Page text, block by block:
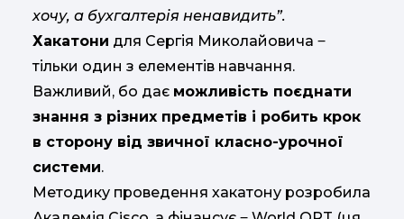
хочу, а бухгалтерія ненавидить”.
Хакатони для Сергія Миколайовича ‒
тільки один з елементів навчання.
Важливий, бо дає можливість поєднати
знання з різних предметів і робить крок
в сторону від звичної класно-урочної
системи.
Методику проведення хакатону розробила